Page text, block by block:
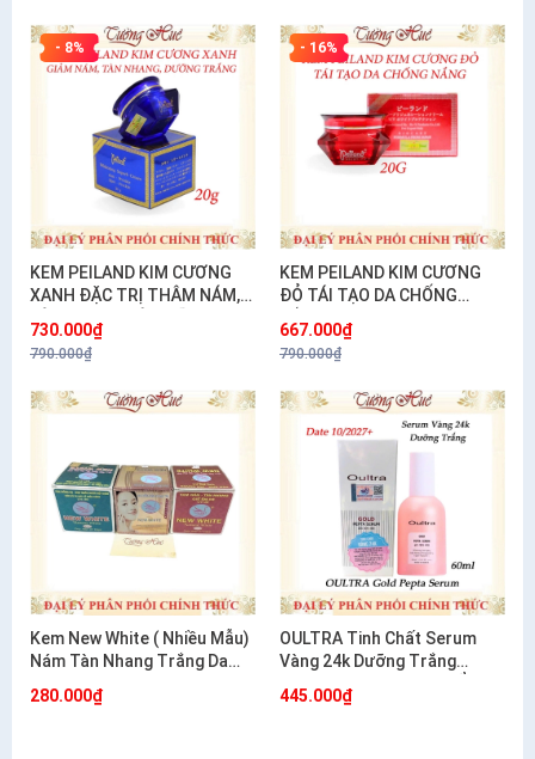
- 8%
KEM PEILAND KIM CƯƠNG
XANH ĐẶC TRỊ THÂM NÁM,
TRẮNG 20G
730.000₫
790.000₫
- 16%
KEM PEILAND KIM CƯƠNG
ĐỎ TÁI TẠO DA CHỐNG
667.000₫
790.000₫
Kem New White ( Nhiều Mẫu)
Nám Tàn Nhang Trắng Da
280.000₫
OULTRA Tinh Chất Serum
Vàng 24k Dưỡng Trắng
Hàn Quốc 60ml
445.000₫